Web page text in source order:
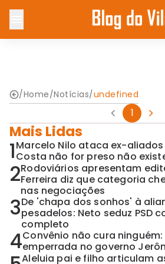
/Home/Notícias/undefined
1
Mais Lidas
1Marcelo Nilo ataca ex-aliados
Costa não for preso não
2Rodoviários apresentam
Ferreira diz que categoria
nas negociações
3De 'chapa dos sonhos' à
pesadelos: Neto seduz PSD
completo
4Convênio não cura ninguém:
emperrada no governo
Aleluia pai e filho articulam